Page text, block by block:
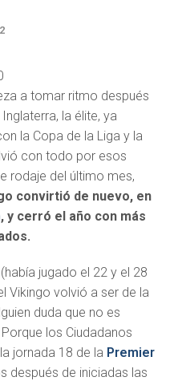
a tomar ritmo después
la élite, ya
la Copa de la Liga y la
con todo por esos
rodaje del último mes,
convirtió de nuevo, en
, y cerró el año con más
jugado el 22 y el 28
Vikingo volvió a ser de la
duda que no es
los Ciudadanos
jornada 18 de la Premier
después de iniciadas las